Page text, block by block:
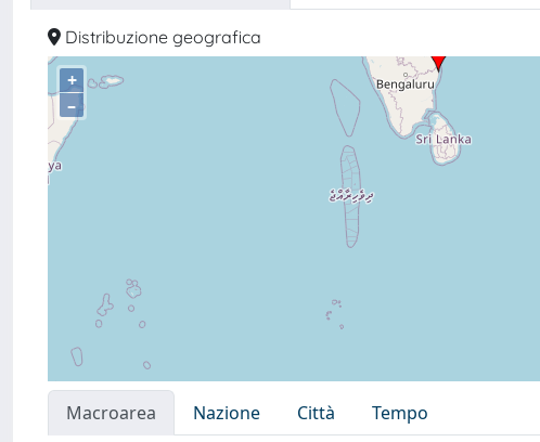
Distribuzione geografica
+
–
Macroarea Nazione Città Tempo